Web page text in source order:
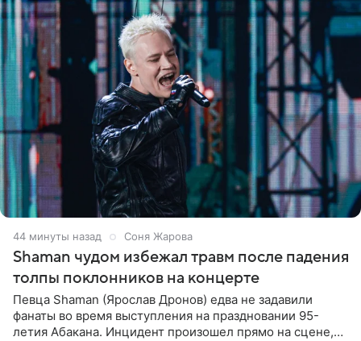
44 минуты назад Соня Жарова
Shaman чудом избежал травм после падения
толпы поклонников на концерте
Певца Shaman (Ярослав Дронов) едва не задавили
фанаты во время выступления на праздновании 95-
летия Абакана. Инцидент произошел прямо на сцене,